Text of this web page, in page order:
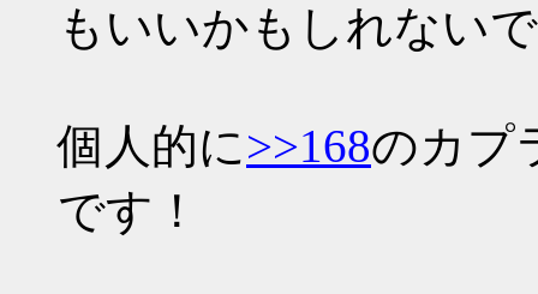
もいいかもしれない
個人的に>>168のカプ
です！